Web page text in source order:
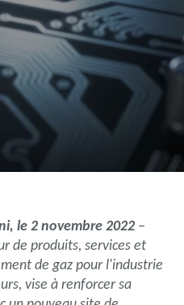
le 2 novembre 2022 –
de produits, services et
de gaz pour l'industrie
vise à renforcer sa